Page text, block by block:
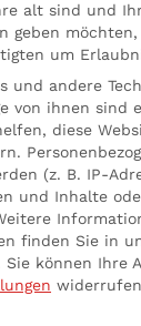
Die
Skills:
alt sind und
geben möchten,
um
und andere
von ihnen sind
diese
(z. B. IP-
und Inhalte
finden Sie in
Sie können Ihre